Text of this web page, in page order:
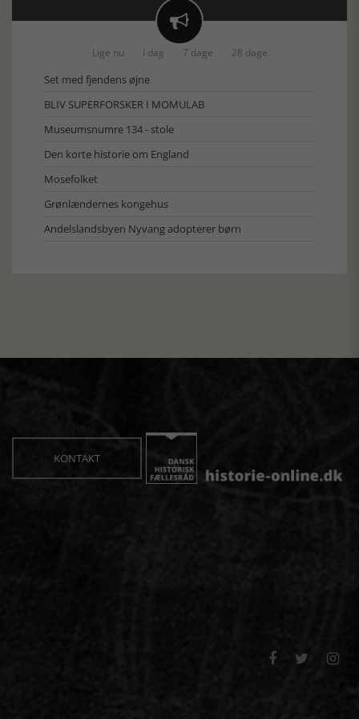

Lige nu I dag 7 dage 28 dage
Set med fjendens øjne
BLIV SUPERFORSKER I MOMULAB
Museumsnumre 134 - stole
Den korte historie om England
Mosefolket
Grønlændernes kongehus
Andelslandsbyen Nyvang adopterer børn
KONTAKT
  